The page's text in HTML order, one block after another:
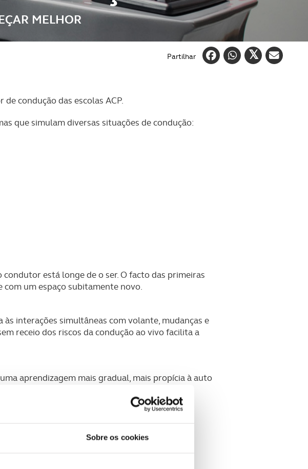
Sobre os cookies
MELHOR
Partilhar
condução das escolas ACP.
que simulam diversas situações de condução:
está longe de o ser. O facto das primeiras
um espaço subitamente novo.
interações simultâneas com volante, mudanças e
receio dos riscos da condução ao vivo facilita a
aprendizagem mais gradual, mais propícia à auto